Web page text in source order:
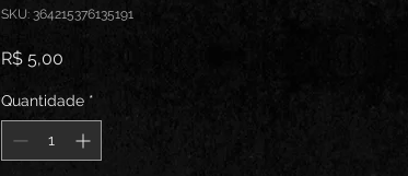
SKU: 364215376135191
R$ 5,00
Quantidade *